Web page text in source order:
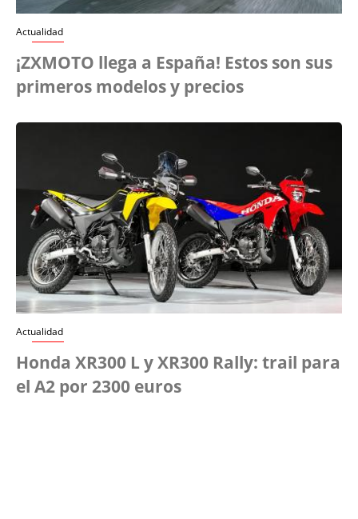
Actualidad
¡ZXMOTO llega a España! Estos son sus
primeros modelos y precios
Actualidad
Honda XR300 L y XR300 Rally: trail para
el A2 por 2300 euros